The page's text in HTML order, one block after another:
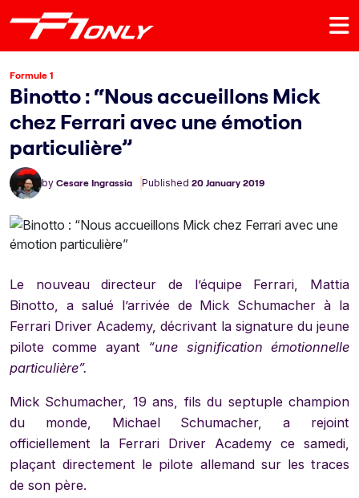
Formule 1
Binotto : “Nous accueillons Mick
chez Ferrari avec une émotion
particulière”
by Cesare Ingrassia Published 20 January 2019
Le nouveau directeur de l’équipe Ferrari, Mattia
Binotto, a salué l’arrivée de Mick Schumacher à la
Ferrari Driver Academy, décrivant la signature du jeune
pilote comme ayant “une signification émotionnelle
particulière”.
Mick Schumacher, 19 ans, fils du septuple champion
du monde, Michael Schumacher, a rejoint
officiellement la Ferrari Driver Academy ce samedi,
plaçant directement le pilote allemand sur les traces
de son père.